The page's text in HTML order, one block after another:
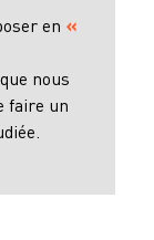
en «
nous
faire un